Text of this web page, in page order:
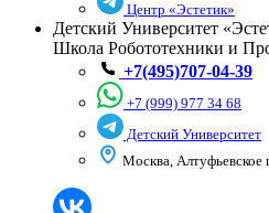
Центр «Эстетик»
Детский Университет
Школа Робототехники и
+7(495)707-04-39
+7 (999) 977 34 68
Детский Университет
Москва, Алтуфьевское